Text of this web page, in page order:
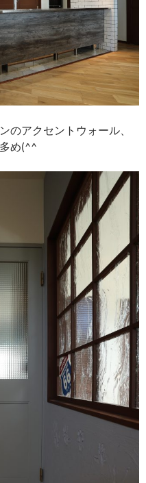
のアクセントウォール、
め(^^